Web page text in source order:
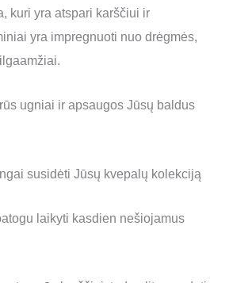
kuri yra atspari karščiui ir
yra impregnuoti nuo drėgmės,
ugniai ir apsaugos Jūsų baldus
susidėti Jūsų kvepalų kolekciją
laikyti kasdien nešiojamus